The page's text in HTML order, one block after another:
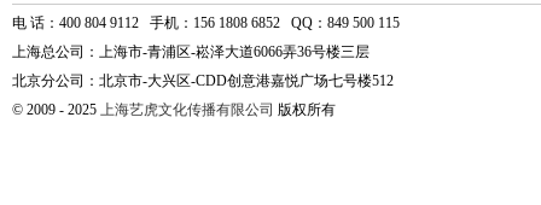
电 话：400 804 9112 手机：156 1808 6852 QQ：849 500 115
上海总公司：上海市-青浦区-崧泽大道6066弄36号楼三层
北京分公司：北京市-大兴区-CDD创意港嘉悦广场七号楼512
© 2009 - 2025 上海艺虎文化传播有限公司 版权所有